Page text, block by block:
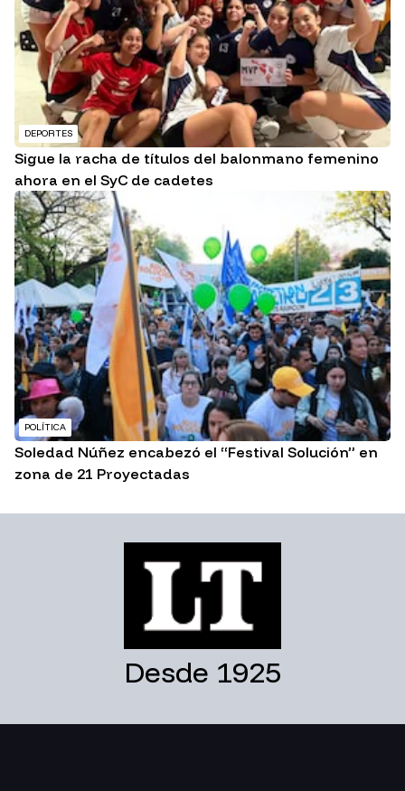
DEPORTES
Sigue la racha de títulos del balonmano femenino
ahora en el SyC de cadetes
POLÍTICA
Soledad Núñez encabezó el “Festival Solución” en
zona de 21 Proyectadas
Desde 1925